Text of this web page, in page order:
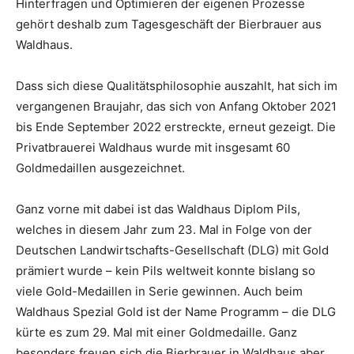
Hinterfragen und Optimieren der eigenen Prozesse
gehört deshalb zum Tagesgeschäft der Bierbrauer aus
Waldhaus.
Dass sich diese Qualitätsphilosophie auszahlt, hat sich im
vergangenen Braujahr, das sich von Anfang Oktober 2021
bis Ende September 2022 erstreckte, erneut gezeigt. Die
Privatbrauerei Waldhaus wurde mit insgesamt 60
Goldmedaillen ausgezeichnet.
Ganz vorne mit dabei ist das Waldhaus Diplom Pils,
welches in diesem Jahr zum 23. Mal in Folge von der
Deutschen Landwirtschafts-Gesellschaft (DLG) mit Gold
prämiert wurde – kein Pils weltweit konnte bislang so
viele Gold-Medaillen in Serie gewinnen. Auch beim
Waldhaus Spezial Gold ist der Name Programm – die DLG
kürte es zum 29. Mal mit einer Goldmedaille. Ganz